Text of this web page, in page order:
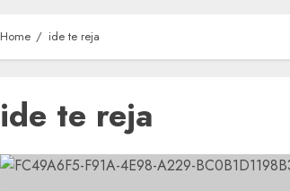
Home ide te reja
ide te reja